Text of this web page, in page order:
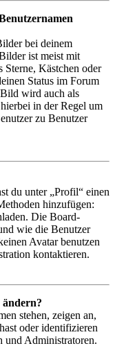
bei deinem
ist meist mit
Kästchen oder
Status im Forum
wird auch als
in der Regel um
zu Benutzer
du unter „Profil“ einen
hinzufügen:
Die Board-
wie die Benutzer
Avatar benutzen
kontaktieren.
stehen, zeigen an,
oder identifizieren
und Administratoren.